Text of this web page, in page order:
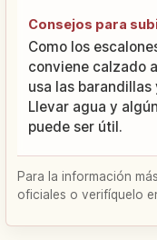
Consejos para
Como los
conviene calzado
usa las
Llevar agua y
puede ser útil.
Para la información
oficiales o verifíquelo